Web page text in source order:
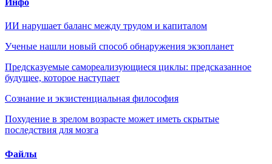
Инфо
ИИ нарушает баланс между трудом и капиталом
Ученые нашли новый способ обнаружения экзопланет
Предсказуемые самореализующиеся циклы: предсказанное
будущее, которое наступает
Сознание и экзистенциальная философия
Похудение в зрелом возрасте может иметь скрытые
последствия для мозга
Файлы